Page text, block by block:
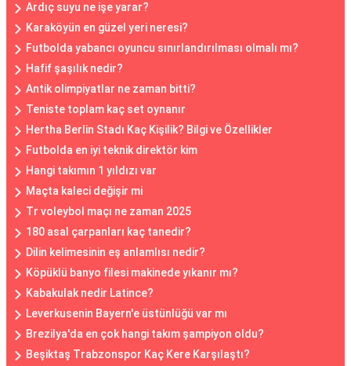
Ardıç suyu ne işe yarar?
Karaköyün en güzel yeri neresi?
Futbolda yabancı oyuncu sınırlandırılması olmalı mı?
Hafif şaşılık nedir?
Antik olimpiyatlar ne zaman bitti?
Teniste toplam kaç set oynanır
Hertha Berlin Stadı Kaç Kişilik? Bilgi ve Özellikler
Futbolda en iyi teknik direktör kim
Hangi takımın 1 yıldızı var
Maçta kaleci değişir mi
Tr voleybol maçı ne zaman 2025
180 asal çarpanları kaç tanedir?
Dilin kelimesinin eş anlamlısı nedir?
Köpüklü banyo filesi makinede yıkanır mı?
Kabakulak nedir Latince?
Leverkusenin Bayern'e üstünlüğü var mı
Brezilya'da en çok hangi takım şampiyon oldu?
Beşiktaş Trabzonspor Kaç Kere Karşılaştı?